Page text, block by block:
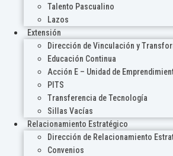
Talento Pascualino
Lazos
Extensión
Dirección de Vinculación y
Educación Continua
Acción E – Unidad de
PITS
Transferencia de Tecnología
Sillas Vacías
Relacionamiento Estratégico
Dirección de Relacionamiento
Convenios